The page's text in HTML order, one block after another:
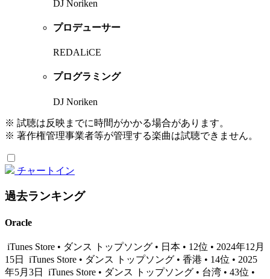
DJ Noriken
プロデューサー
REDALiCE
プログラミング
DJ Noriken
※ 試聴は反映までに時間がかかる場合があります。
※ 著作権管理事業者等が管理する楽曲は試聴できません。
チャートイン
過去ランキング
Oracle
iTunes Store • ダンス トップソング • 日本 • 12位 • 2024年12月
15日
iTunes Store • ダンス トップソング • 香港 • 14位 • 2025
年5月3日
iTunes Store • ダンス トップソング • 台湾 • 43位 •